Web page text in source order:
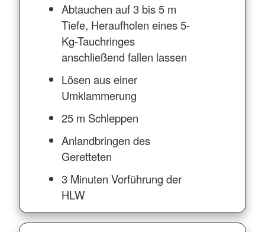
Abtauchen auf 3 bis 5 m
Tiefe, Heraufholen eines 5-
Kg-Tauchringes
anschließend fallen lassen
Lösen aus einer
Umklammerung
25 m Schleppen
Anlandbringen des
Geretteten
3 Minuten Vorführung der
HLW